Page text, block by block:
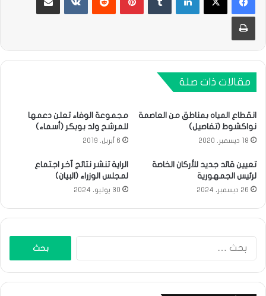
طباعة
مقالات ذات صلة
انقطاع المياه بمناطق من العاصمة
نواكشوط (تفاصيل)
18 ديسمبر، 2020
مجموعة الوفاء تعلن دعمها
للمرشح ولد بوبكر (أسماء)
6 أبريل، 2019
تعيين قائد جديد للأركان الخاصة
لرئيس الجمهورية
26 ديسمبر، 2024
الراية تنشر نتائج آخر اجتماع
لمجلس الوزراء (البيان)
30 يوليو، 2024